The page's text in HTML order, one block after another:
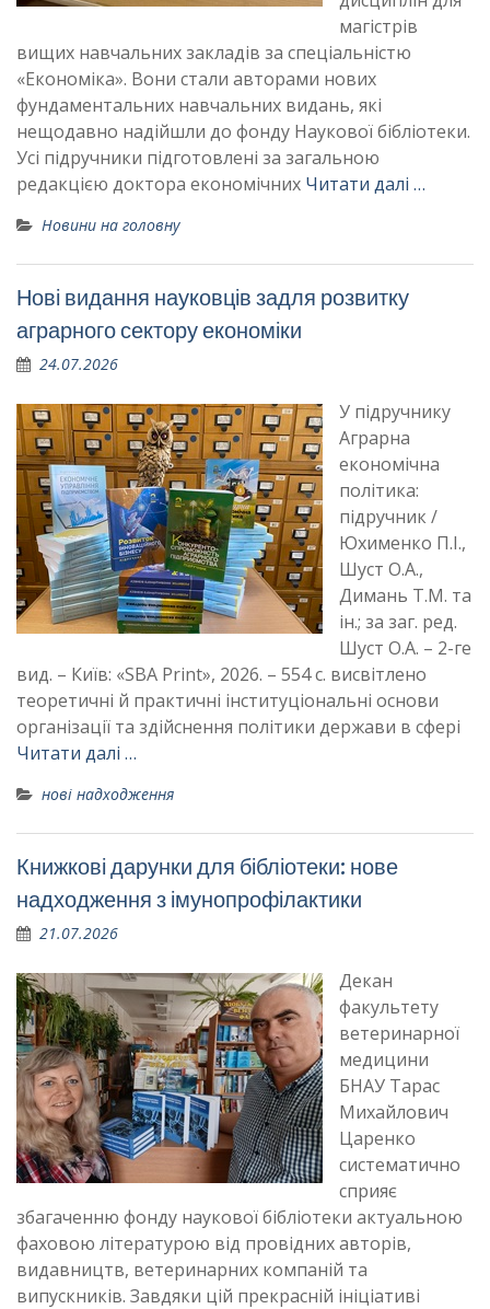
магістрів
вищих навчальних закладів за спеціальністю
«Економіка». Вони стали авторами нових
фундаментальних навчальних видань, які
нещодавно надійшли до фонду Наукової бібліотеки.
Усі підручники підготовлені за загальною
редакцією доктора економічних Читати далі …
Новини на головну
Нові видання науковців задля розвитку
аграрного сектору економіки
24.07.2026
У підручнику
Аграрна
економічна
політика:
підручник /
Юхименко П.І.,
Шуст О.А.,
Димань Т.М. та
ін.; за заг. ред.
Шуст О.А. – 2-ге
вид. – Київ: «SBA Print», 2026. – 554 с. висвітлено
теоретичні й практичні інституціональні основи
організації та здійснення політики держави в сфері
Читати далі …
нові надходження
Книжкові дарунки для бібліотеки: нове
надходження з імунопрофілактики
21.07.2026
Декан
факультету
ветеринарної
медицини
БНАУ Тарас
Михайлович
Царенко
систематично
сприяє
збагаченню фонду наукової бібліотеки актуальною
фаховою літературою від провідних авторів,
видавництв, ветеринарних компаній та
випускників. Завдяки цій прекрасній ініціативі